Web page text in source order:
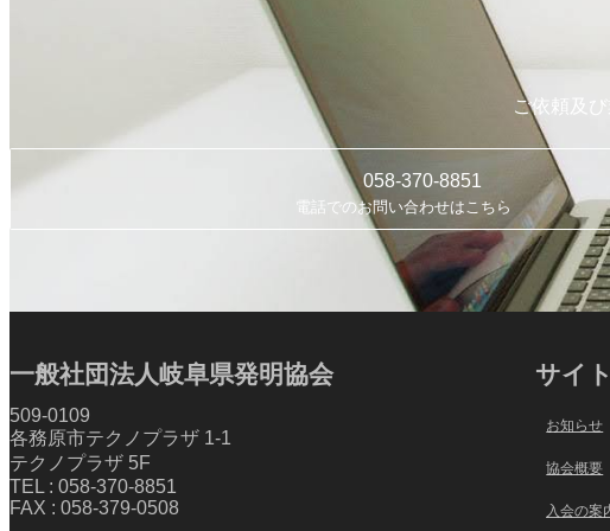
ご依頼及
058-370-8851
電話でのお問い合わせはこちら
一般社団法人岐阜県発明協会
509-0109
各務原市テクノプラザ 1-1
テクノプラザ 5F
TEL : 058-370-8851
FAX : 058-379-0508
サイ
お知らせ
協会概要
入会の案